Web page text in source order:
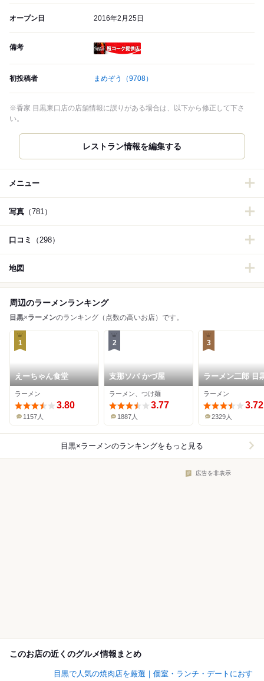
オープン日 2016年2月25日
備考
初投稿者 まめぞう （9708）
※香家 目黒東口店の店舗情報に誤りがある場合は、以下から修正して下さ
い。
レストラン情報を編集する
メニュー
写真 （781）
口コミ （298）
地図
周辺のラーメンランキング
目黒×ラーメンのランキング（点数の高いお店）です。
1
えーちゃん食堂
ラーメン
3.80
1157人
2
支那ソバ かづ屋
ラーメン、つけ麺
3.77
1887人
3
ラーメン二郎 目
ラーメン
3.72
2329人
目黒×ラーメンのランキングをもっと見る
広告を非表示
このお店の近くのグルメ情報まとめ
目黒で人気の焼肉店を厳選｜個室・ランチ・デートにおす